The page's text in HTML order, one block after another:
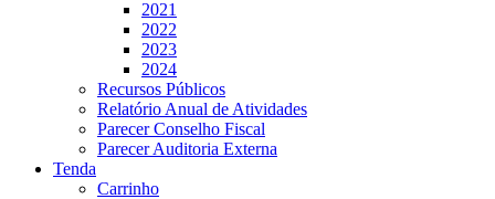
2021
2022
2023
2024
Recursos Públicos
Relatório Anual de Atividades
Parecer Conselho Fiscal
Parecer Auditoria Externa
Tenda
Carrinho